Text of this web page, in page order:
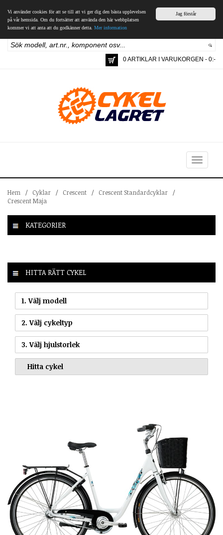
Jag förstår
Vi använder cookies för att se till att vi ger dig den bästa upplevelsen
på vår hemsida. Om du fortsätter att använda den här webbplatsen
kommer vi att anta att du godkänner detta. Mer information
0 ARTIKLAR I VARUKORGEN - 0:-
Toggle
navigation
Hem / Cyklar / Crescent / Crescent Standardcyklar
/
Crescent Maja
KATEGORIER
HITTA RÄTT CYKEL
1. Välj modell
2. Välj cykeltyp
3. Välj hjulstorlek